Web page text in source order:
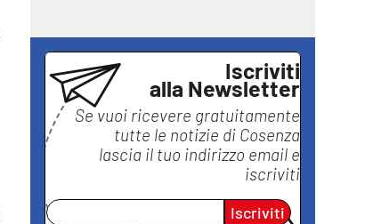
Iscriviti
alla Newsletter
Se vuoi ricevere gratuitamente
tutte le notizie di Cosenza
lascia il tuo indirizzo email e
iscriviti
Iscriviti